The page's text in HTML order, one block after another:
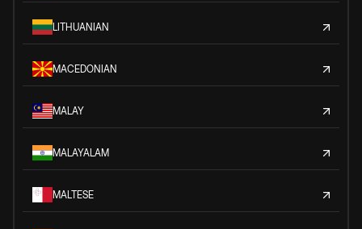
LITHUANIAN
MACEDONIAN
MALAY
MALAYALAM
MALTESE